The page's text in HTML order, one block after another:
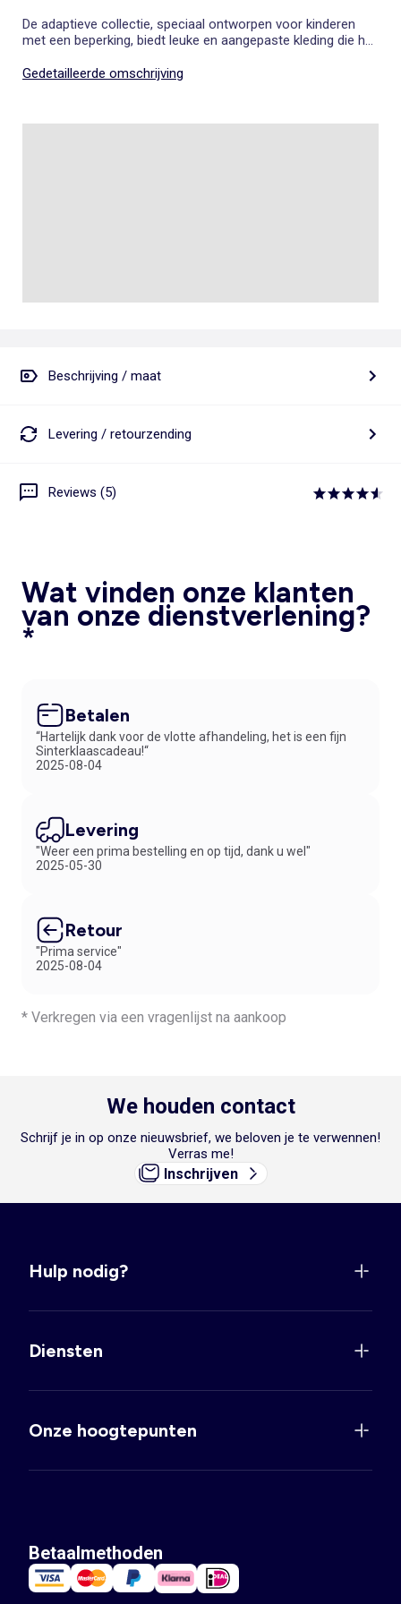
De adaptieve collectie, speciaal ontworpen voor kinderen
met een beperking, biedt leuke en aangepaste kleding die het
Gedetailleerde omschrijving
Beschrijving / maat
Levering / retourzending
Reviews (5)
Wat vinden onze klanten
van onze dienstverlening?
*
Betalen
“Hartelijk dank voor de vlotte afhandeling, het is een fijn
Sinterklaascadeau!“
2025-08-04
Levering
"Weer een prima bestelling en op tijd, dank u wel"
2025-05-30
Retour
"Prima service"
2025-08-04
* Verkregen via een vragenlijst na aankoop
We houden contact
Schrijf je in op onze nieuwsbrief, we beloven je te verwennen!
Verras me!
Inschrijven
Hulp nodig?
Diensten
Onze hoogtepunten
Betaalmethoden